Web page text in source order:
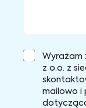
Wyrażam
z o.o. z
mailowo i